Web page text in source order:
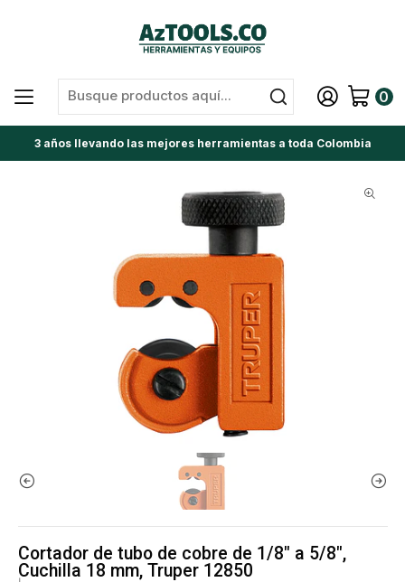
0
3 años llevando las mejores herramientas a toda Colombia
Cortador de tubo de cobre de 1/8" a 5/8",
Cuchilla 18 mm, Truper 12850